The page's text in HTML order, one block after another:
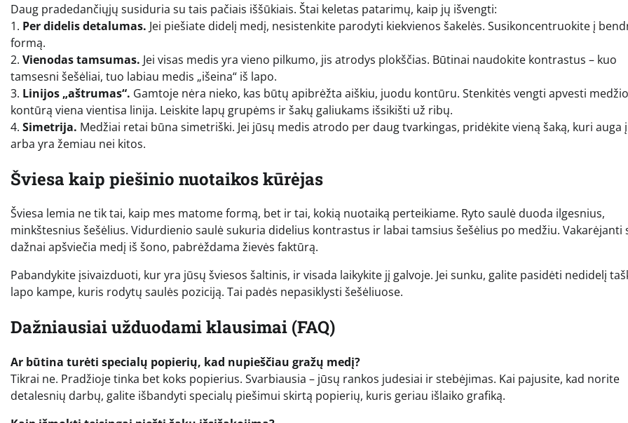
Daug pradedančiųjų susiduria su tais pačiais iššūkiais. Štai keletas patarimų, kaip jų išvengti:
1. Per didelis detalumas. Jei piešiate didelį medį, nesistenkite parodyti kiekvienos šakelės. Susikoncentruokite į
formą.
2. Vienodas tamsumas. Jei visas medis yra vieno pilkumo, jis atrodys plokščias. Būtinai naudokite kontrastus – kuo
tamsesni šešėliai, tuo labiau medis „išeina“ iš lapo.
3. Linijos „aštrumas“. Gamtoje nėra nieko, kas būtų apibrėžta aiškiu, juodu kontūru. Stenkitės vengti apvesti medžio
kontūrą viena vientisa linija. Leiskite lapų grupėms ir šakų galiukams išsikišti už ribų.
4. Simetrija. Medžiai retai būna simetriški. Jei jūsų medis atrodo per daug tvarkingas, pridėkite vieną šaką, kuri auga
arba yra žemiau nei kitos.
Šviesa kaip piešinio nuotaikos kūrėjas
Šviesa lemia ne tik tai, kaip mes matome formą, bet ir tai, kokią nuotaiką perteikiame. Ryto saulė duoda ilgesnius,
minkštesnius šešėlius. Vidurdienio saulė sukuria didelius kontrastus ir labai tamsius šešėlius po medžiu. Vakarėjanti
dažnai apšviečia medį iš šono, pabrėždama žievės faktūrą.
Pabandykite įsivaizduoti, kur yra jūsų šviesos šaltinis, ir visada laikykite jį galvoje. Jei sunku, galite pasidėti nedidelį
lapo kampe, kuris rodytų saulės poziciją. Tai padės nepasiklysti šešėliuose.
Dažniausiai užduodami klausimai (FAQ)
Ar būtina turėti specialų popierių, kad nupieščiau gražų medį?
Tikrai ne. Pradžioje tinka bet koks popierius. Svarbiausia – jūsų rankos judesiai ir stebėjimas. Kai pajusite, kad norite
detalesnių darbų, galite išbandyti specialų piešimui skirtą popierių, kuris geriau išlaiko grafiką.